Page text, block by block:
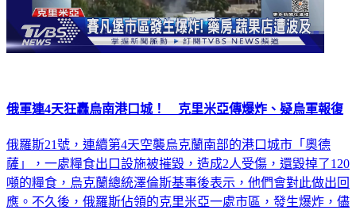
俄軍連4天狂轟烏南港口城！ 克里米亞傳爆炸、疑烏軍報復
俄羅斯21號，連續第4天空襲烏克蘭南部的港口城市「奧德
薩」，一處糧食出口設施被摧毀，造成2人受傷，還毀掉了120
噸的糧食，烏克蘭總統澤倫斯基事後表示，他們會對此做出回
應。不久後，俄羅斯佔領的克里米亞一處市區，發生爆炸，儘